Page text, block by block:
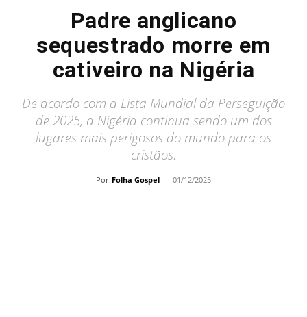
Padre anglicano
sequestrado morre em
cativeiro na Nigéria
De acordo com a Lista Mundial da Perseguição
de 2025, a Nigéria continua sendo um dos
lugares mais perigosos do mundo para os
cristãos.
Por Folha Gospel - 01/12/2025